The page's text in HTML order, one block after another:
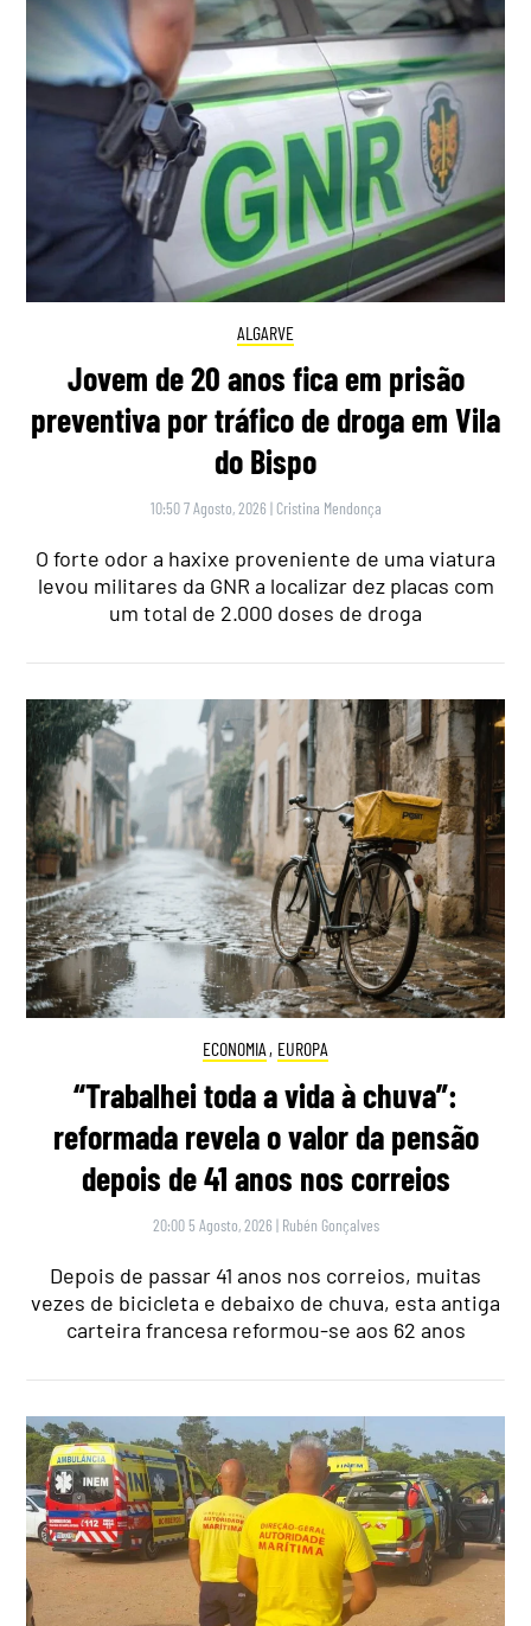
ALGARVE
Jovem de 20 anos fica em prisão
preventiva por tráfico de droga em Vila
do Bispo
10:50 7 Agosto, 2026 | Cristina Mendonça
O forte odor a haxixe proveniente de uma viatura
levou militares da GNR a localizar dez placas com
um total de 2.000 doses de droga
ECONOMIA , EUROPA
“Trabalhei toda a vida à chuva”:
reformada revela o valor da pensão
depois de 41 anos nos correios
20:00 5 Agosto, 2026 | Rubén Gonçalves
Depois de passar 41 anos nos correios, muitas
vezes de bicicleta e debaixo de chuva, esta antiga
carteira francesa reformou-se aos 62 anos